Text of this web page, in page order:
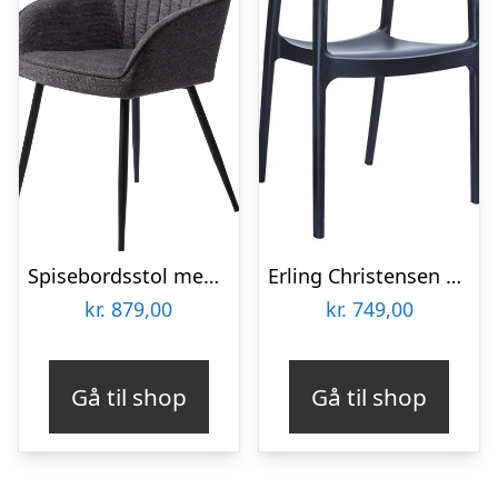
Spisebordsstol med armlæn Nordique Design Nolan mørkegrå Brego-stof med diagonalt mønster sort metalstel H84ÃB58ÃL59 cm
kr. 879,00
Gå til shop
Erling Christensen Møbler Carmen stol i klar og sort plast med armlæn : Erling Christensen Møbler : Erling Christensen Møbler
kr. 749,00
Gå til shop